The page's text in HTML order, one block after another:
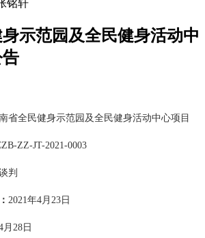
铭轩
示范园及全民健身活动中
省全民健身示范园及全民健身活动中心项目
ZZ-JT-2021-0003
判
： 2021年4月 23 日
月 28 日